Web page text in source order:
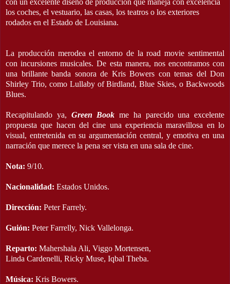
los coches, el vestuario, las casas, los teatros o los exteriores
rodados en el Estado de Louisiana.
La producción merodea el entorno de la road movie sentimental
con incursiones musicales. De esta manera, nos encontramos con
una brillante banda sonora de Kris Bowers con temas del Don
Shirley Trio, como Lullaby of Birdland, Blue Skies, o Backwoods
Blues.
Recapitulando ya, Green Book me ha parecido una excelente
propuesta que hacen del cine una experiencia maravillosa en lo
visual, entretenida en su argumentación central, y emotiva en una
narración que merece la pena ser vista en una sala de cine.
Nota: 9/10.
Nacionalidad: Estados Unidos.
Dirección: Peter Farrely.
Guión: Peter Farrelly, Nick Vallelonga.
Reparto: Mahershala Ali, Viggo Mortensen,
Linda Cardenelli, Ricky Muse, Iqbal Theba.
Música: Kris Bowers.